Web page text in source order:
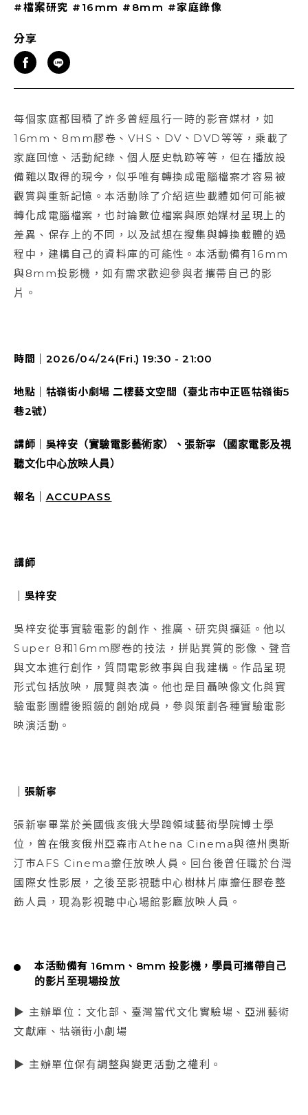
#檔案研究 #16mm #8mm #家庭錄像
分享
每個家庭都囤積了許多曾經風行一時的影音媒材，如
16mm、8mm膠卷、VHS、DV、DVD等等，乘載了
家庭回憶、活動紀錄、個人歷史軌跡等等，但在播放設
備難以取得的現今，似乎唯有轉換成電腦檔案才容易被
觀賞與重新記憶。本活動除了介紹這些載體如何可能被
轉化成電腦檔案，也討論數位檔案與原始媒材呈現上的
差異、保存上的不同，以及試想在搜集與轉換載體的過
程中，建構自己的資料庫的可能性。本活動備有16mm
與8mm投影機，如有需求歡迎參與者攜帶自己的影
片。
時間｜2026/04/24(Fri.) 19:30 - 21:00
地點｜牯嶺街小劇場 二樓藝文空間（臺北市中正區牯嶺街5
巷2號）
講師｜吳梓安（實驗電影藝術家）、張新寧（國家電影及視
聽文化中心放映人員）
報名｜ ACCUPASS
講師
｜吳梓安
吳梓安從事實驗電影的創作、推廣、研究與擴延。他以
Super 8和16mm膠卷的技法，拼貼異質的影像、聲音
與文本進行創作，質問電影敘事與自我建構。作品呈現
形式包括放映，展覽與表演。他也是目聶映像文化與實
驗電影團體後照鏡的創始成員，參與策劃各種實驗電影
映演活動。
｜張新寧
張新寧畢業於美國俄亥俄大學跨領域藝術學院博士學
位，曾在俄亥俄州亞森市Athena Cinema與德州奧斯
汀市AFS Cinema擔任放映人員。回台後曾任職於台灣
國際女性影展，之後至影視聽中心樹林片庫擔任膠卷整
飭人員，現為影視聽中心場館影廳放映人員。
本活動備有 16mm、8mm 投影機，學員可攜帶自己
的影片至現場投放
▶ 主辦單位：文化部、臺灣當代文化實驗場、亞洲藝術
文獻庫、牯嶺街小劇場
▶ 主辦單位保有調整與變更活動之權利。